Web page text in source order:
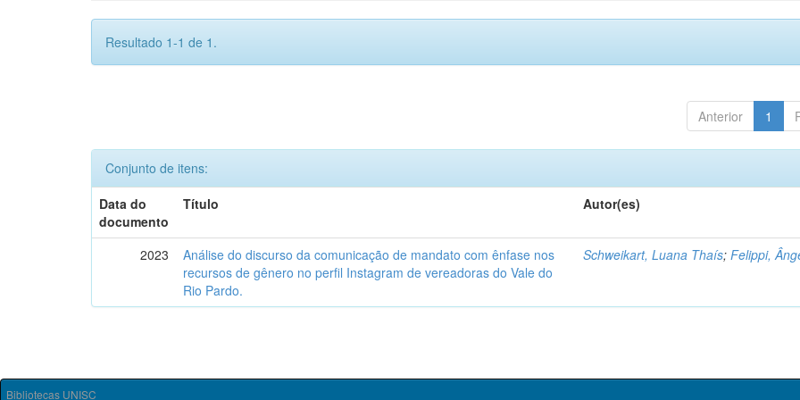
Resultado 1-1 de 1.
Anterior 1
Conjunto de itens:
Data do
documento
Título Autor(es)
2023
Análise do discurso da comunicação de mandato com ênfase nos
recursos de gênero no perfil Instagram de vereadoras do Vale do
Rio Pardo.
Schweikart, Luana Thaís;Felippi,
Bibliotecas UNISC